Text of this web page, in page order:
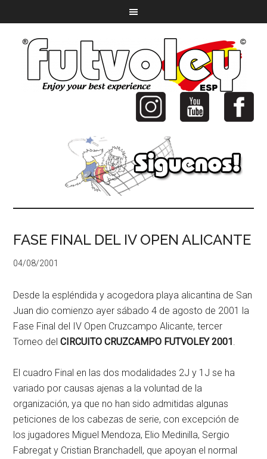
FASE FINAL DEL IV OPEN ALICANTE
04/08/2001
Desde la espléndida y acogedora playa alicantina de San
Juan dio comienzo ayer sábado 4 de agosto de 2001 la
Fase Final del IV Open Cruzcampo Alicante, tercer
Torneo delCIRCUITO CRUZCAMPO FUTVOLEY 2001.
El cuadro Final en las dos modalidades 2J y 1J se ha
variado por causas ajenas a la voluntad de la
organización, ya que no han sido admitidas algunas
peticiones de los cabezas de serie, con excepción de
los jugadores Miguel Mendoza, Elio Medinilla, Sergio
Fabregat y Cristian Branchadell, que apoyan el normal